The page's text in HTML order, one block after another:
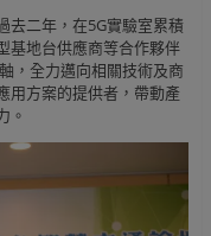
去二年，在5G實驗室累積
基地台供應商等合作夥伴
，全力邁向相關技術及商
用方案的提供者，帶動產
。